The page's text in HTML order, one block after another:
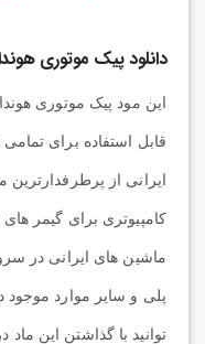
دانلود پیک موتوری
این مود پیک موتوری
قابل استفاده برای
ایرانی از
کامپیوتری برای گیمر
ماشین های ایرانی در
پلی و سایر موارد
توانید با گذاشتن این